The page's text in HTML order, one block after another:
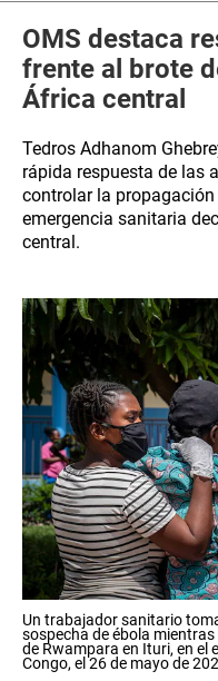
OMS destaca
frente al brote
África central
Tedros Adhanom
rápida respuesta de las
controlar la
emergencia sanitaria
central.
Un trabajador sanitario
sospecha de ébola
de Rwampara en Ituri, en el
Congo, el 26 de mayo de